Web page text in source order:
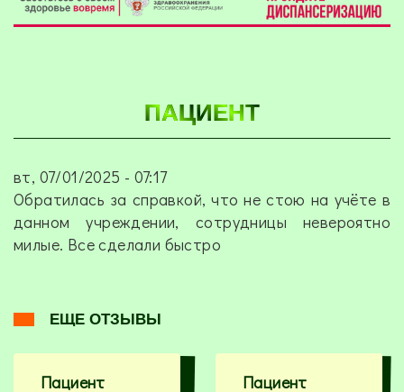
ПАЦИЕНТ
вт, 07/01/2025 - 07:17
Обратилась за справкой, что не стою на учёте в
данном учреждении, сотрудницы невероятно
милые. Все сделали быстро
ЕЩЕ ОТЗЫВЫ
Пациент Пациент